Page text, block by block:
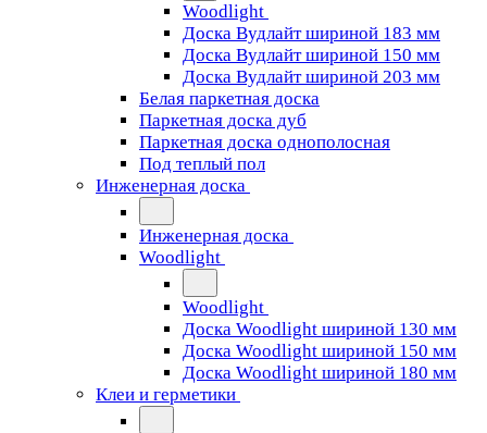
Woodlight
Доска Вудлайт шириной 183 мм
Доска Вудлайт шириной 150 мм
Доска Вудлайт шириной 203 мм
Белая паркетная доска
Паркетная доска дуб
Паркетная доска однополосная
Под теплый пол
Инженерная доска
Инженерная доска
Woodlight
Woodlight
Доска Woodlight шириной 130 мм
Доска Woodlight шириной 150 мм
Доска Woodlight шириной 180 мм
Клеи и герметики